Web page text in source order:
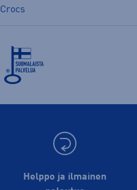
Crocs
Helppo ja ilmainen